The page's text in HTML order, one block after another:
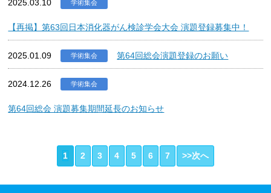
2025.03.10 学術集会
【再掲】第63回日本消化器がん検診学会大会 演題登録募集中！
2025.01.09 学術集会 第64回総会演題登録のお願い
2024.12.26 学術集会
第64回総会 演題募集期間延長のお知らせ
1 2 3 4 5 6 7 >>次へ